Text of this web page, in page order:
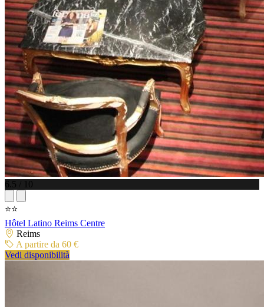
6.5 / 10
⭐⭐
Hôtel Latino Reims Centre
Reims
A partire da 60 €
Vedi disponibilità